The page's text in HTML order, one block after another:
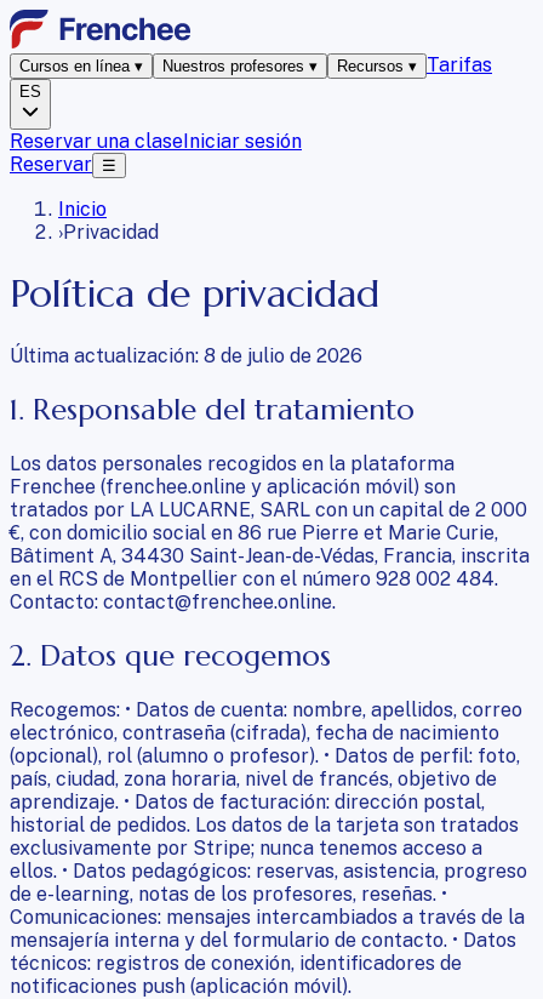
Cursos en línea ▾ Nuestros profesores ▾ Recursos ▾ Tarifas
ES
Reservar una claseIniciar sesión
Reservar ☰
Inicio
›Privacidad
Política de privacidad
Última actualización: 8 de julio de 2026
1. Responsable del tratamiento
Los datos personales recogidos en la plataforma
Frenchee (frenchee.online y aplicación móvil) son
tratados por LA LUCARNE, SARL con un capital de 2 000
€, con domicilio social en 86 rue Pierre et Marie Curie,
Bâtiment A, 34430 Saint-Jean-de-Védas, Francia, inscrita
en el RCS de Montpellier con el número 928 002 484.
Contacto: contact@frenchee.online.
2. Datos que recogemos
Recogemos: • Datos de cuenta: nombre, apellidos, correo
electrónico, contraseña (cifrada), fecha de nacimiento
(opcional), rol (alumno o profesor). • Datos de perfil: foto,
país, ciudad, zona horaria, nivel de francés, objetivo de
aprendizaje. • Datos de facturación: dirección postal,
historial de pedidos. Los datos de la tarjeta son tratados
exclusivamente por Stripe; nunca tenemos acceso a
ellos. • Datos pedagógicos: reservas, asistencia, progreso
de e-learning, notas de los profesores, reseñas. •
Comunicaciones: mensajes intercambiados a través de la
mensajería interna y del formulario de contacto. • Datos
técnicos: registros de conexión, identificadores de
notificaciones push (aplicación móvil).